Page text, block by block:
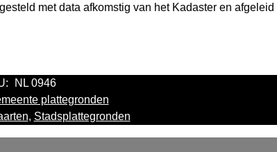
met data afkomstig van het Kadaster en
NL 0946
plattegronden
, Stadsplattegronden